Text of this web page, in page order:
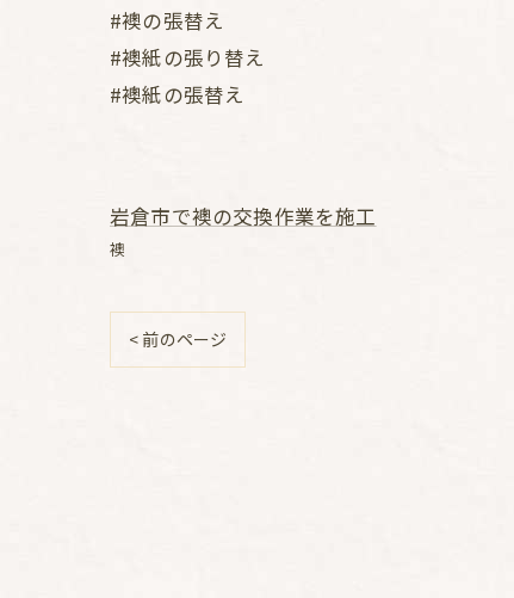
#襖の張替え
#襖紙の張り替え
#襖紙の張替え
岩倉市で襖の交換作業を施工
襖
< 前のページ